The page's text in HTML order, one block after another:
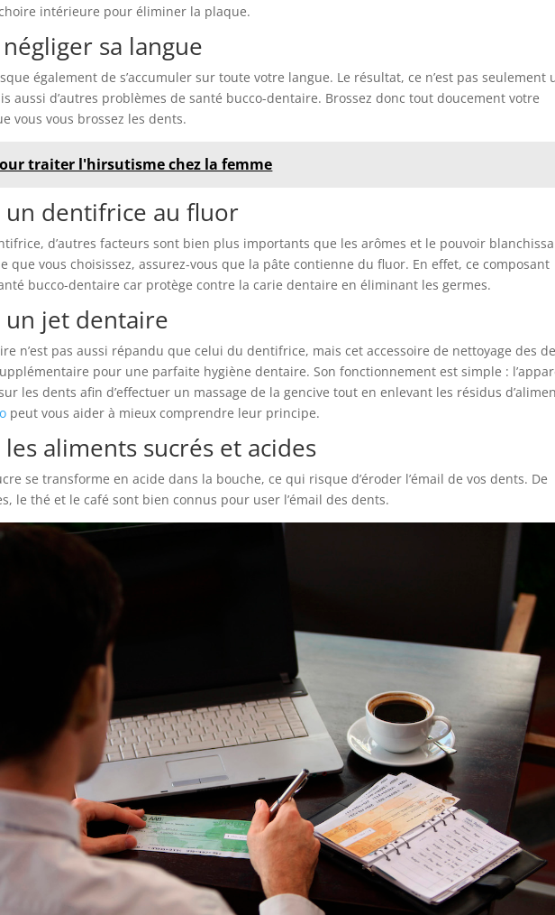
intérieure pour éliminer la plaque.
sa langue
également de s’accumuler sur toute votre langue. Le résultat, ce n’est pas seulement
aussi d’autres problèmes de santé bucco-dentaire. Brossez donc tout doucement votre
vous vous brossez les dents.
traiter l'hirsutisme chez la femme
un dentifrice au fluor
d’autres facteurs sont bien plus importants que les arômes et le pouvoir
que vous choisissez, assurez-vous que la pâte contienne du fluor. En effet, ce composant
bucco-dentaire car protège contre la carie dentaire en éliminant les germes.
jet dentaire
n’est pas aussi répandu que celui du dentifrice, mais cet accessoire de nettoyage des
pour une parfaite hygiène dentaire. Son fonctionnement est simple :
les dents afin d’effectuer un massage de la gencive tout en enlevant les résidus
peut vous aider à mieux comprendre leur principe.
aliments sucrés et acides
se transforme en acide dans la bouche, ce qui risque d’éroder l’émail de vos dents. De
le thé et le café sont bien connus pour user l’émail des dents.